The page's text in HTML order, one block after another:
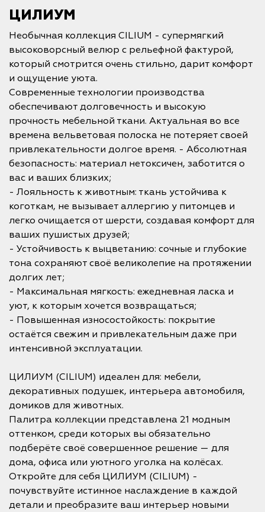
ЦИЛИУМ
Необычная коллекция CILIUM - супермягкий
высоковорсный велюр с рельефной фактурой,
который смотрится очень стильно, дарит комфорт
и ощущение уюта.
Современные технологии производства
обеспечивают долговечность и высокую
прочность мебельной ткани. Актуальная во все
времена вельветовая полоска не потеряет своей
привлекательности долгое время. - Абсолютная
безопасность: материал нетоксичен, заботится о
вас и ваших близких;
- Лояльность к животным: ткань устойчива к
коготкам, не вызывает аллергию у питомцев и
легко очищается от шерсти, создавая комфорт для
ваших пушистых друзей;
- Устойчивость к выцветанию: сочные и глубокие
тона сохраняют своё великолепие на протяжении
долгих лет;
- Максимальная мягкость: ежедневная ласка и
уют, к которым хочется возвращаться;
- Повышенная износостойкость: покрытие
остаётся свежим и привлекательным даже при
интенсивной эксплуатации.
ЦИЛИУМ (CILIUM) идеален для: мебели,
декоративных подушек, интерьера автомобиля,
домиков для животных.
Палитра коллекции представлена 21 модным
оттенком, среди которых вы обязательно
подберёте своё совершенное решение — для
дома, офиса или уютного уголка на колёсах.
Откройте для себя ЦИЛИУМ (CILIUM) -
почувствуйте истинное наслаждение в каждой
детали и преобразите ваш интерьер новыми